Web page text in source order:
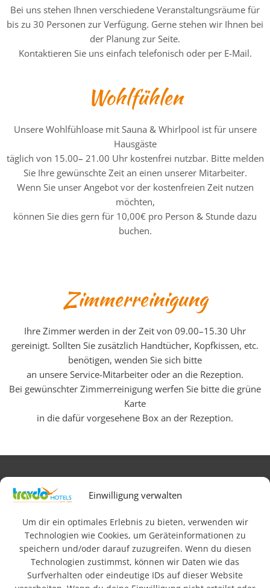
Einwilligung verwalten
Um dir ein optimales Erlebnis zu bieten, verwenden wir
Technologien wie Cookies, um Geräteinformationen zu
speichern und/oder darauf zuzugreifen. Wenn du diesen
Technologien zustimmst, können wir Daten wie das
Surfverhalten oder eindeutige IDs auf dieser Website
Bei uns stehen Ihnen verschiedene Veranstaltungsräume für
bis zu 30 Personen zur Verfügung. Gerne stehen wir Ihnen bei
der Planung zur Seite.
Kontaktieren Sie uns einfach telefonisch oder per E-Mail.
Wohlfühlen
Unsere Wohlfühloase mit Sauna & Whirlpool ist für unsere
Hausgäste
täglich von 15.00– 21.00 Uhr kostenfrei nutzbar. Bitte melden
Sie Ihre gewünschte Zeit an einen unserer Mitarbeiter.
Wenn Sie unser Angebot vor der kostenfreien Zeit nutzen
möchten,
können Sie dies gern für 10,00€ pro Person & Stunde dazu
buchen.
Zimmerreinigung
Ihre Zimmer werden in der Zeit von 09.00–15.30 Uhr
gereinigt. Sollten Sie zusätzlich Handtücher, Kopfkissen, etc.
benötigen, wenden Sie sich bitte
an unsere Service-Mitarbeiter oder an die Rezeption.
Bei gewünschter Zimmerreinigung werfen Sie bitte die grüne
Karte
in die dafür vorgesehene Box an der Rezeption.
Impressum AGB Datenschutz & Rechtliches
FAQ Newsletteranmeldung Barrierefreiheit
© 2026 Travdo Hotels & Resorts. Alle Rechte vorbehalten.